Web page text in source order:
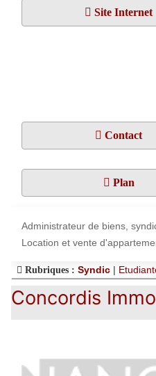
Site Internet
Contact
Plan
Administrateur de biens,
Location et vente
Rubriques : Syndic |
Concordis